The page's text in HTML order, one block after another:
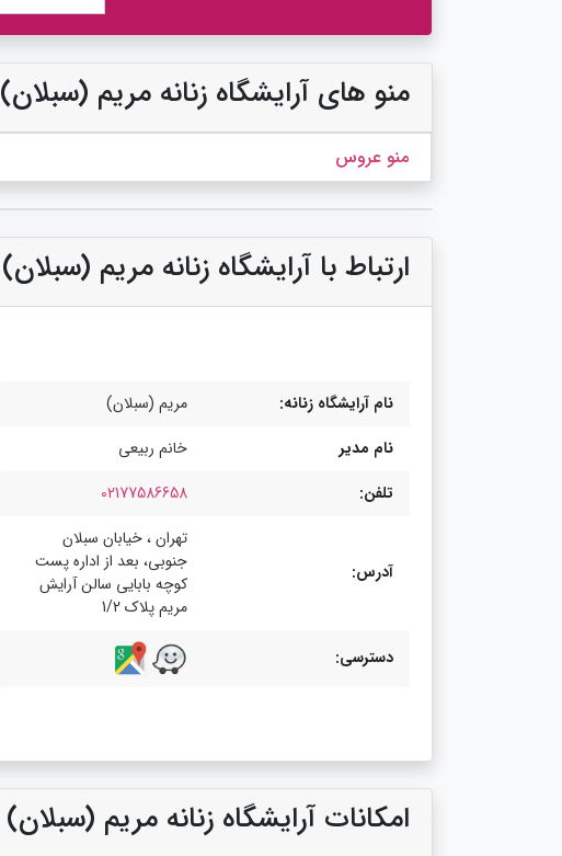
منو های آرایشگاه زنانه مریم (سبلان)
منو عروس
ارتباط با آرایشگاه زنانه مریم (سبلان)
نام آرایشگاه زنانه:
مریم (سبلان)
نام مدیر
خانم ربیعی
تلفن:
02177586658
آدرس:
تهران ، خیابان سبلان
جنوبی، بعد از اداره پست
کوچه بابایی سالن آرایش
مریم پلاک 1/2
دسترسی:
امکانات آرایشگاه زنانه مریم (سبلان)